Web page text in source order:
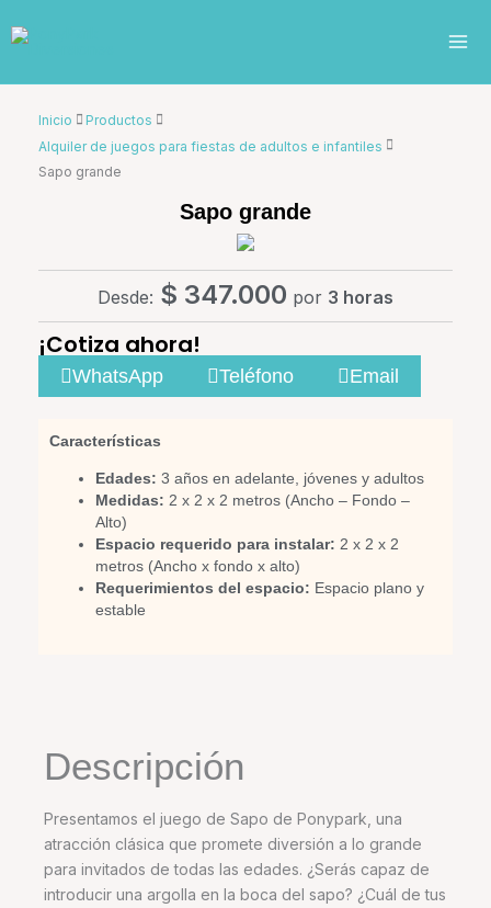
Características
Edades: 3 años en adelante, jóvenes y adultos
Medidas: 2 x 2 x 2 metros (Ancho – Fondo –
Alto)
Espacio requerido para instalar: 2 x 2 x 2
metros (Ancho x fondo x alto)
Requerimientos del espacio: Espacio plano y
estable
Inicio
Productos
Alquiler de juegos para fiestas de adultos e infantiles
Sapo grande
Sapo grande
Desde: $ 347.000 por 3 horas
¡Cotiza ahora!
WhatsApp Teléfono Email
Descripción
Presentamos el juego de Sapo de Ponypark, una
atracción clásica que promete diversión a lo grande
para invitados de todas las edades. ¿Serás capaz de
introducir una argolla en la boca del sapo? ¿Cuál de tus